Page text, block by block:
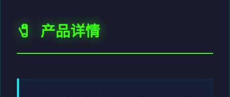
🧷 产品详情